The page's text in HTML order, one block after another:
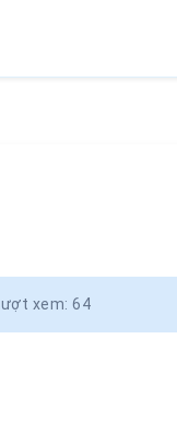
Lượt xem: 64